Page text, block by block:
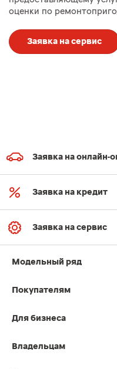
оценки по
Заявка на сервис
Заявка на онлайн-
Заявка на кредит
Заявка на сервис
Модельный ряд
Покупателям
Для бизнеса
Владельцам